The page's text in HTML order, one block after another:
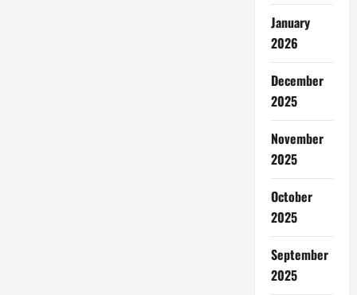
January
2026
December
2025
November
2025
October
2025
September
2025